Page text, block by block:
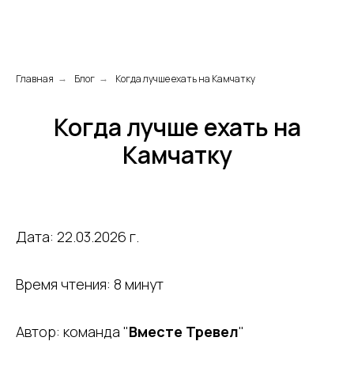
Главная → Блог → Когда лучше ехать на Камчатку
Когда лучше ехать на
Камчатку
Дата: 22.03.2026 г.
Время чтения: 8 минут
Автор: команда "Вместе Тревел"